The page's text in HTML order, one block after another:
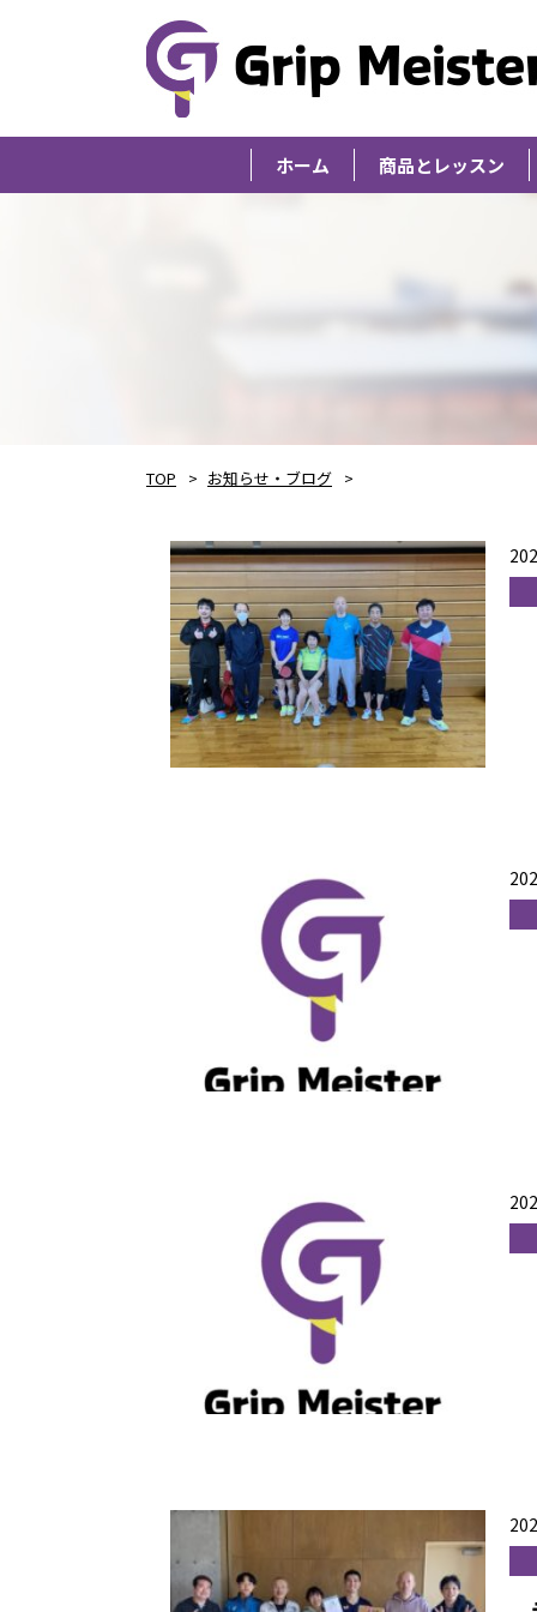
ホーム 商品とレッスン
TOP お知らせ・ブログ